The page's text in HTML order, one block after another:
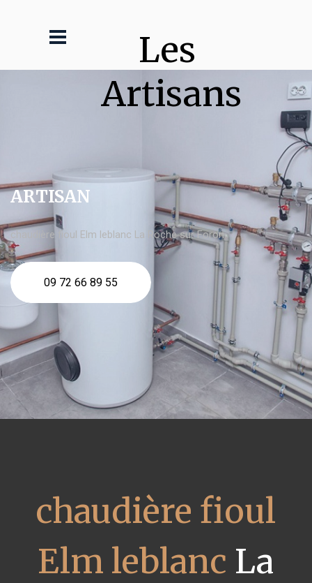
Les
Artisans
ARTISAN
chaudière fioul Elm leblanc La Roche sur Foron
09 72 66 89 55
chaudière fioul
Elm leblanc La